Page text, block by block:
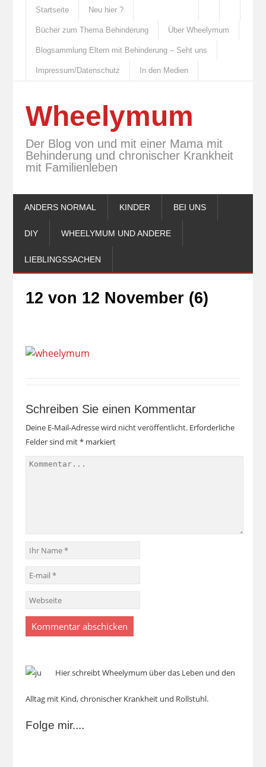
Startseite Neu hier ?
Bücher zum Thema Behinderung Über Wheelymum
Blogsammlung Eltern mit Behinderung – Seht uns
Impressum/Datenschutz In den Medien
Wheelymum
Der Blog von und mit einer Mama mit
Behinderung und chronischer Krankheit
mit Familienleben
ANDERS NORMAL KINDER BEI UNS
DIY WHEELYMUM UND ANDERE
LIEBLINGSSACHEN
12 von 12 November (6)
Schreiben Sie einen Kommentar
Deine E-Mail-Adresse wird nicht veröffentlicht. Erforderliche
Felder sind mit*markiert
Hier schreibt Wheelymum über das Leben und den
Alltag mit Kind, chronischer Krankheit und Rollstuhl.
Folge mir....